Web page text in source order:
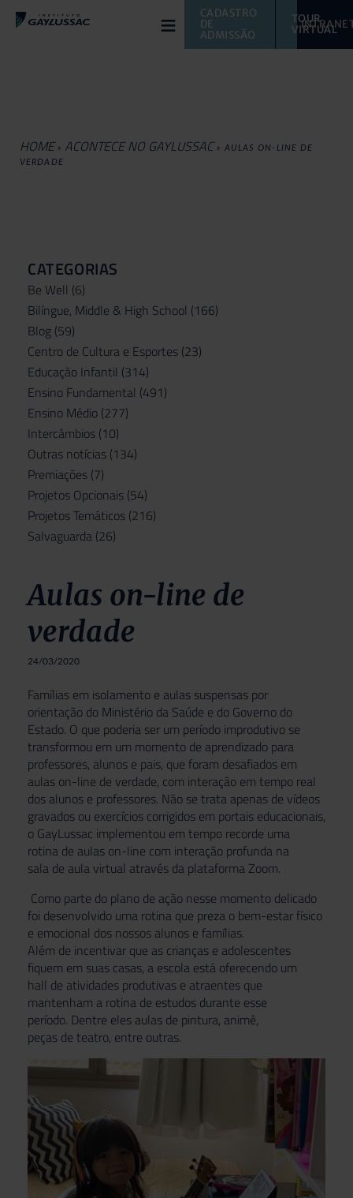
≡
CADASTRO
DE
ADMISSÃO
TOUR
VIRTUAL
HOME » ACONTECE NO GAYLUSSAC » AULAS ON-LINE DE
VERDADE
CATEGORIAS
Be Well (6)
Bilíngue, Middle & High School (166)
Blog (59)
Centro de Cultura e Esportes (23)
Educação Infantil (314)
Ensino Fundamental (491)
Ensino Médio (277)
Intercâmbios (10)
Outras notícias (134)
Premiações (7)
Projetos Opcionais (54)
Projetos Temáticos (216)
Salvaguarda (26)
Aulas on-line de
verdade
24/03/2020
Famílias em isolamento e aulas suspensas por
orientação do Ministério da Saúde e do Governo do
Estado. O que poderia ser um período improdutivo se
transformou em um momento de aprendizado para
professores, alunos e pais, que foram desafiados em
aulas on-line de verdade, com interação em tempo real
dos alunos e professores. Não se trata apenas de vídeos
gravados ou exercícios corrigidos em portais educacionais,
o GayLussac implementou em tempo recorde uma
rotina de aulas on-line com interação profunda na
sala de aula virtual através da plataforma Zoom.
Como parte do plano de ação nesse momento delicado
foi desenvolvido uma rotina que preza o bem-estar físico
e emocional dos nossos alunos e famílias.
Além de incentivar que as crianças e adolescentes
fiquem em suas casas, a escola está oferecendo um
hall de atividades produtivas e atraentes que
mantenham a rotina de estudos durante esse
período. Dentre eles aulas de pintura, animê,
peças de teatro, entre outras.